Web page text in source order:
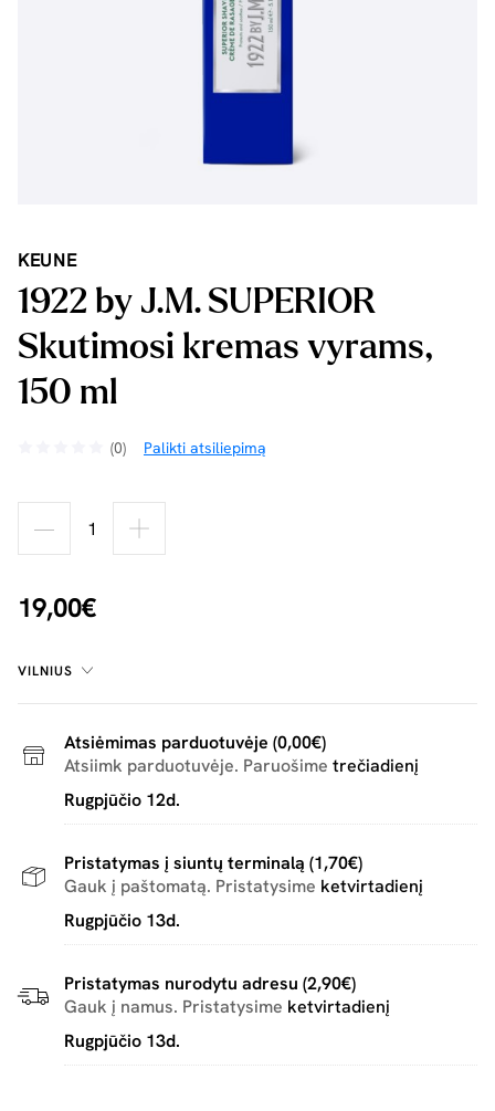
KEUNE
1922 by J.M. SUPERIOR
Skutimosi kremas vyrams,
150 ml
(0) Palikti atsiliepimą
19,00€
VILNIUS
Atsiėmimas parduotuvėje (0,00€)
Atsiimk parduotuvėje. Paruošime trečiadienį
Rugpjūčio 12d.
Pristatymas į siuntų terminalą (1,70€)
Gauk į paštomatą. Pristatysime ketvirtadienį
Rugpjūčio 13d.
Pristatymas nurodytu adresu (2,90€)
Gauk į namus. Pristatysime ketvirtadienį
Rugpjūčio 13d.